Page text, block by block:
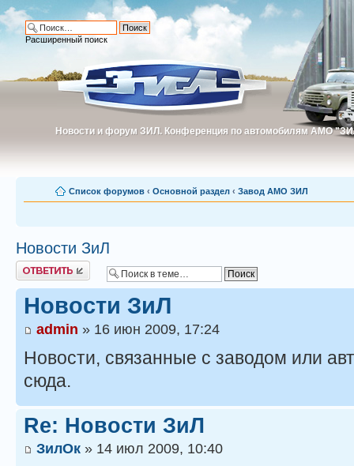
Новости и форум ЗИЛ. Конференция по автомобилям АМО
Новости и форум ЗИЛ. Конференция по автомобилям АМО
Расширенный поиск
Список форумов ‹ Основной раздел ‹ Завод АМО ЗИЛ
Новости ЗиЛ
Ответить
Новости ЗиЛ
admin » 16 июн 2009, 17:24
Новости, связанные с заводом или
сюда.
Re: Новости ЗиЛ
ЗилОк » 14 июл 2009, 10:40